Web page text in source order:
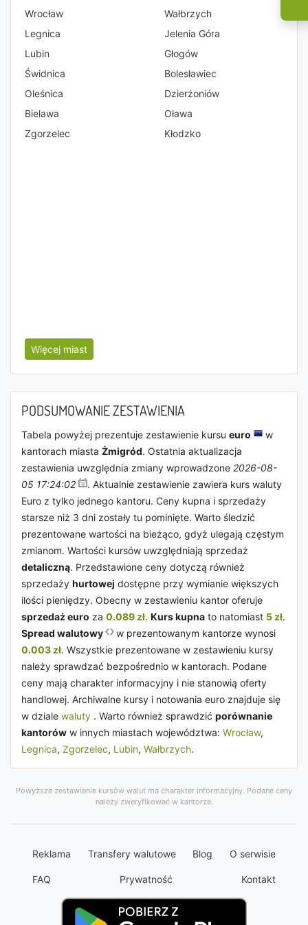
Wrocław
Wałbrzych
Legnica
Jelenia Góra
Lubin
Głogów
Świdnica
Bolesławiec
Oleśnica
Dzierżoniów
Bielawa
Oława
Zgorzelec
Kłodzko
Więcej miast
PODSUMOWANIE ZESTAWIENIA
Tabela powyżej prezentuje zestawienie kursu euro
w
kantorach miasta Żmigród. Ostatnia aktualizacja
zestawienia uwzględnia zmiany wprowadzone 2026-08-
05 17:24:02
. Aktualnie zestawienie zawiera kurs waluty
Euro z tylko jednego kantoru. Ceny kupna i sprzedaży
starsze niż 3 dni zostały tu pominięte. Warto śledzić
prezentowane wartości na bieżąco, gdyż ulegają częstym
zmianom. Wartości kursów uwzględniają sprzedaż
detaliczną. Przedstawione ceny dotyczą również
sprzedaży hurtowej dostępne przy wymianie większych
ilości pieniędzy. Obecny w zestawieniu kantor oferuje
sprzedaż euro za 0.089 zł. Kurs kupna to natomiast 5 zł.
Spread walutowy
w prezentowanym kantorze wynosi
0.003 zł. Wszystkie prezentowane w zestawieniu kursy
należy sprawdzać bezpośrednio w kantorach. Podane
ceny mają charakter informacyjny i nie stanowią oferty
handlowej. Archiwalne kursy i notowania euro znajduje się
w dziale waluty . Warto również sprawdzić porównanie
kantorów w innych miastach województwa: Wrocław,
Legnica, Zgorzelec, Lubin, Wałbrzych.
Powyższe zestawienie kursów walut ma charakter informacyjny. Podane ceny
należy zweryfikować w kantorze.
Reklama Transfery walutowe Blog O serwisie
FAQ Prywatność Kontakt